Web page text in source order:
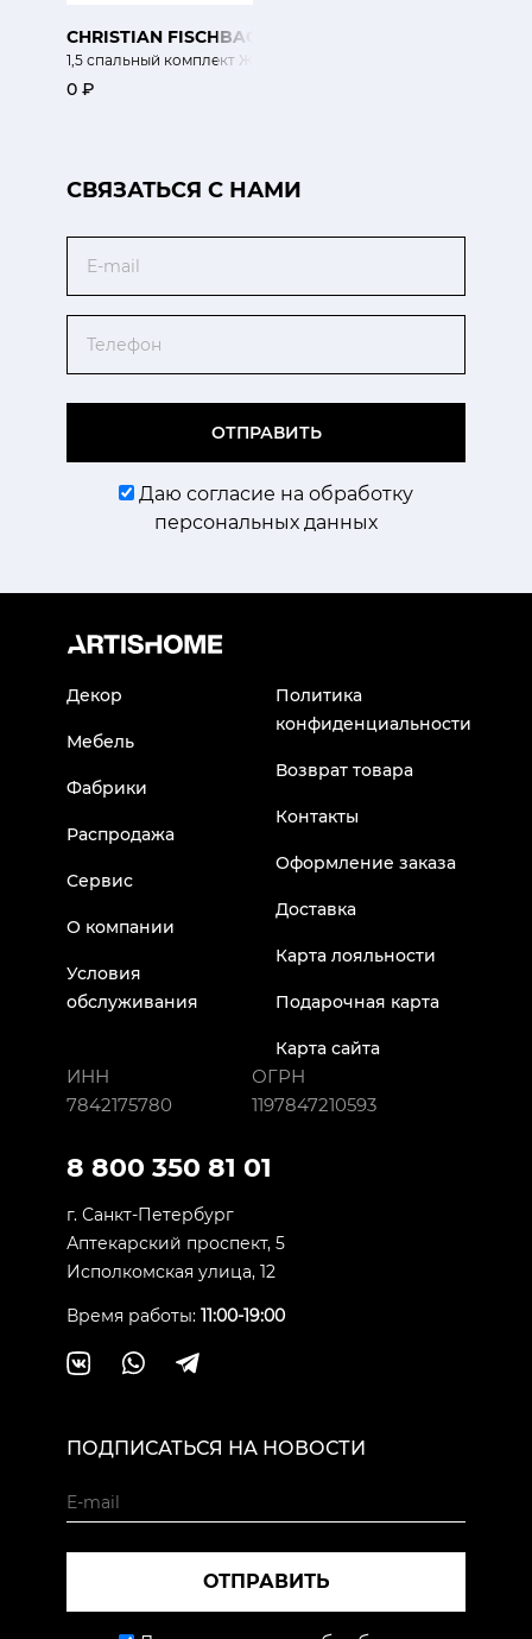
CHRISTIAN FISCHBACHER
1,5 спальный комплект Жаккард «Пейсли»
0 ₽
CВЯЗАТЬСЯ С НАМИ
ОТПРАВИТЬ
Даю согласие на обработку
персональных данных
Декор
Мебель
Фабрики
Распродажа
Сервис
О компании
Условия
обслуживания
Политика
конфиденциальности
Возврат товара
Контакты
Оформление заказа
Доставка
Карта лояльности
Подарочная карта
Карта сайта
ИНН
7842175780
ОГРН
1197847210593
8 800 350 81 01
г. Санкт-Петербург
Аптекарский проспект, 5
Исполкомская улица, 12
Время работы: 11:00-19:00
ПОДПИСАТЬСЯ НА НОВОСТИ
ОТПРАВИТЬ